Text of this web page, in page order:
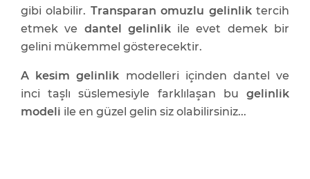
gibi olabilir. Transparan omuzlu gelinliktercih
etmek ve dantel gelinlikile evet demek bir
gelini mükemmel gösterecektir.
A kesim gelinlik modelleri içinden dantel ve
inci taşlı süslemesiyle farklılaşan bu gelinlik
modeli ile en güzel gelin siz olabilirsiniz...